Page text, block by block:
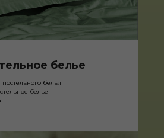
белье
белья
белье